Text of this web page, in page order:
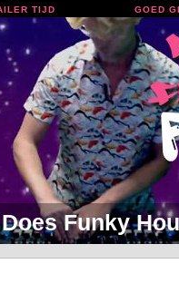
TIJD GOED
Een Heerlijk